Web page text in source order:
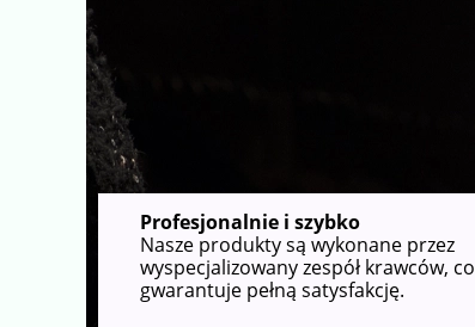
Profesjonalnie i szybko
Nasze produkty są wykonane przez
wyspecjalizowany zespół krawców, co
gwarantuje pełną satysfakcję.